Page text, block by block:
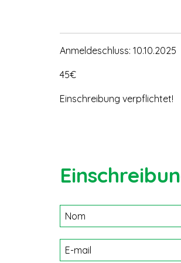
Anmeldeschluss: 10.10.2025
45€
Einschreibung verpflichtet!